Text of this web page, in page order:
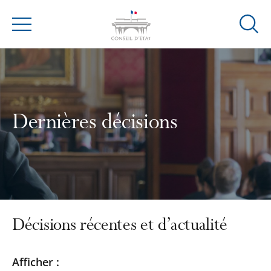
Menu
Ouvrir
Dernières décisions
Décisions récentes et d’actualité
Passer
Passer
Afficher :